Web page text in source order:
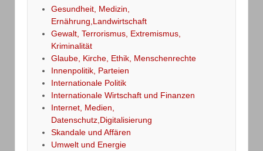
Gesundheit, Medizin,
Ernährung,Landwirtschaft
Gewalt, Terrorismus, Extremismus,
Kriminalität
Glaube, Kirche, Ethik, Menschenrechte
Innenpolitik, Parteien
Internationale Politik
Internationale Wirtschaft und Finanzen
Internet, Medien,
Datenschutz,Digitalisierung
Skandale und Affären
Umwelt und Energie